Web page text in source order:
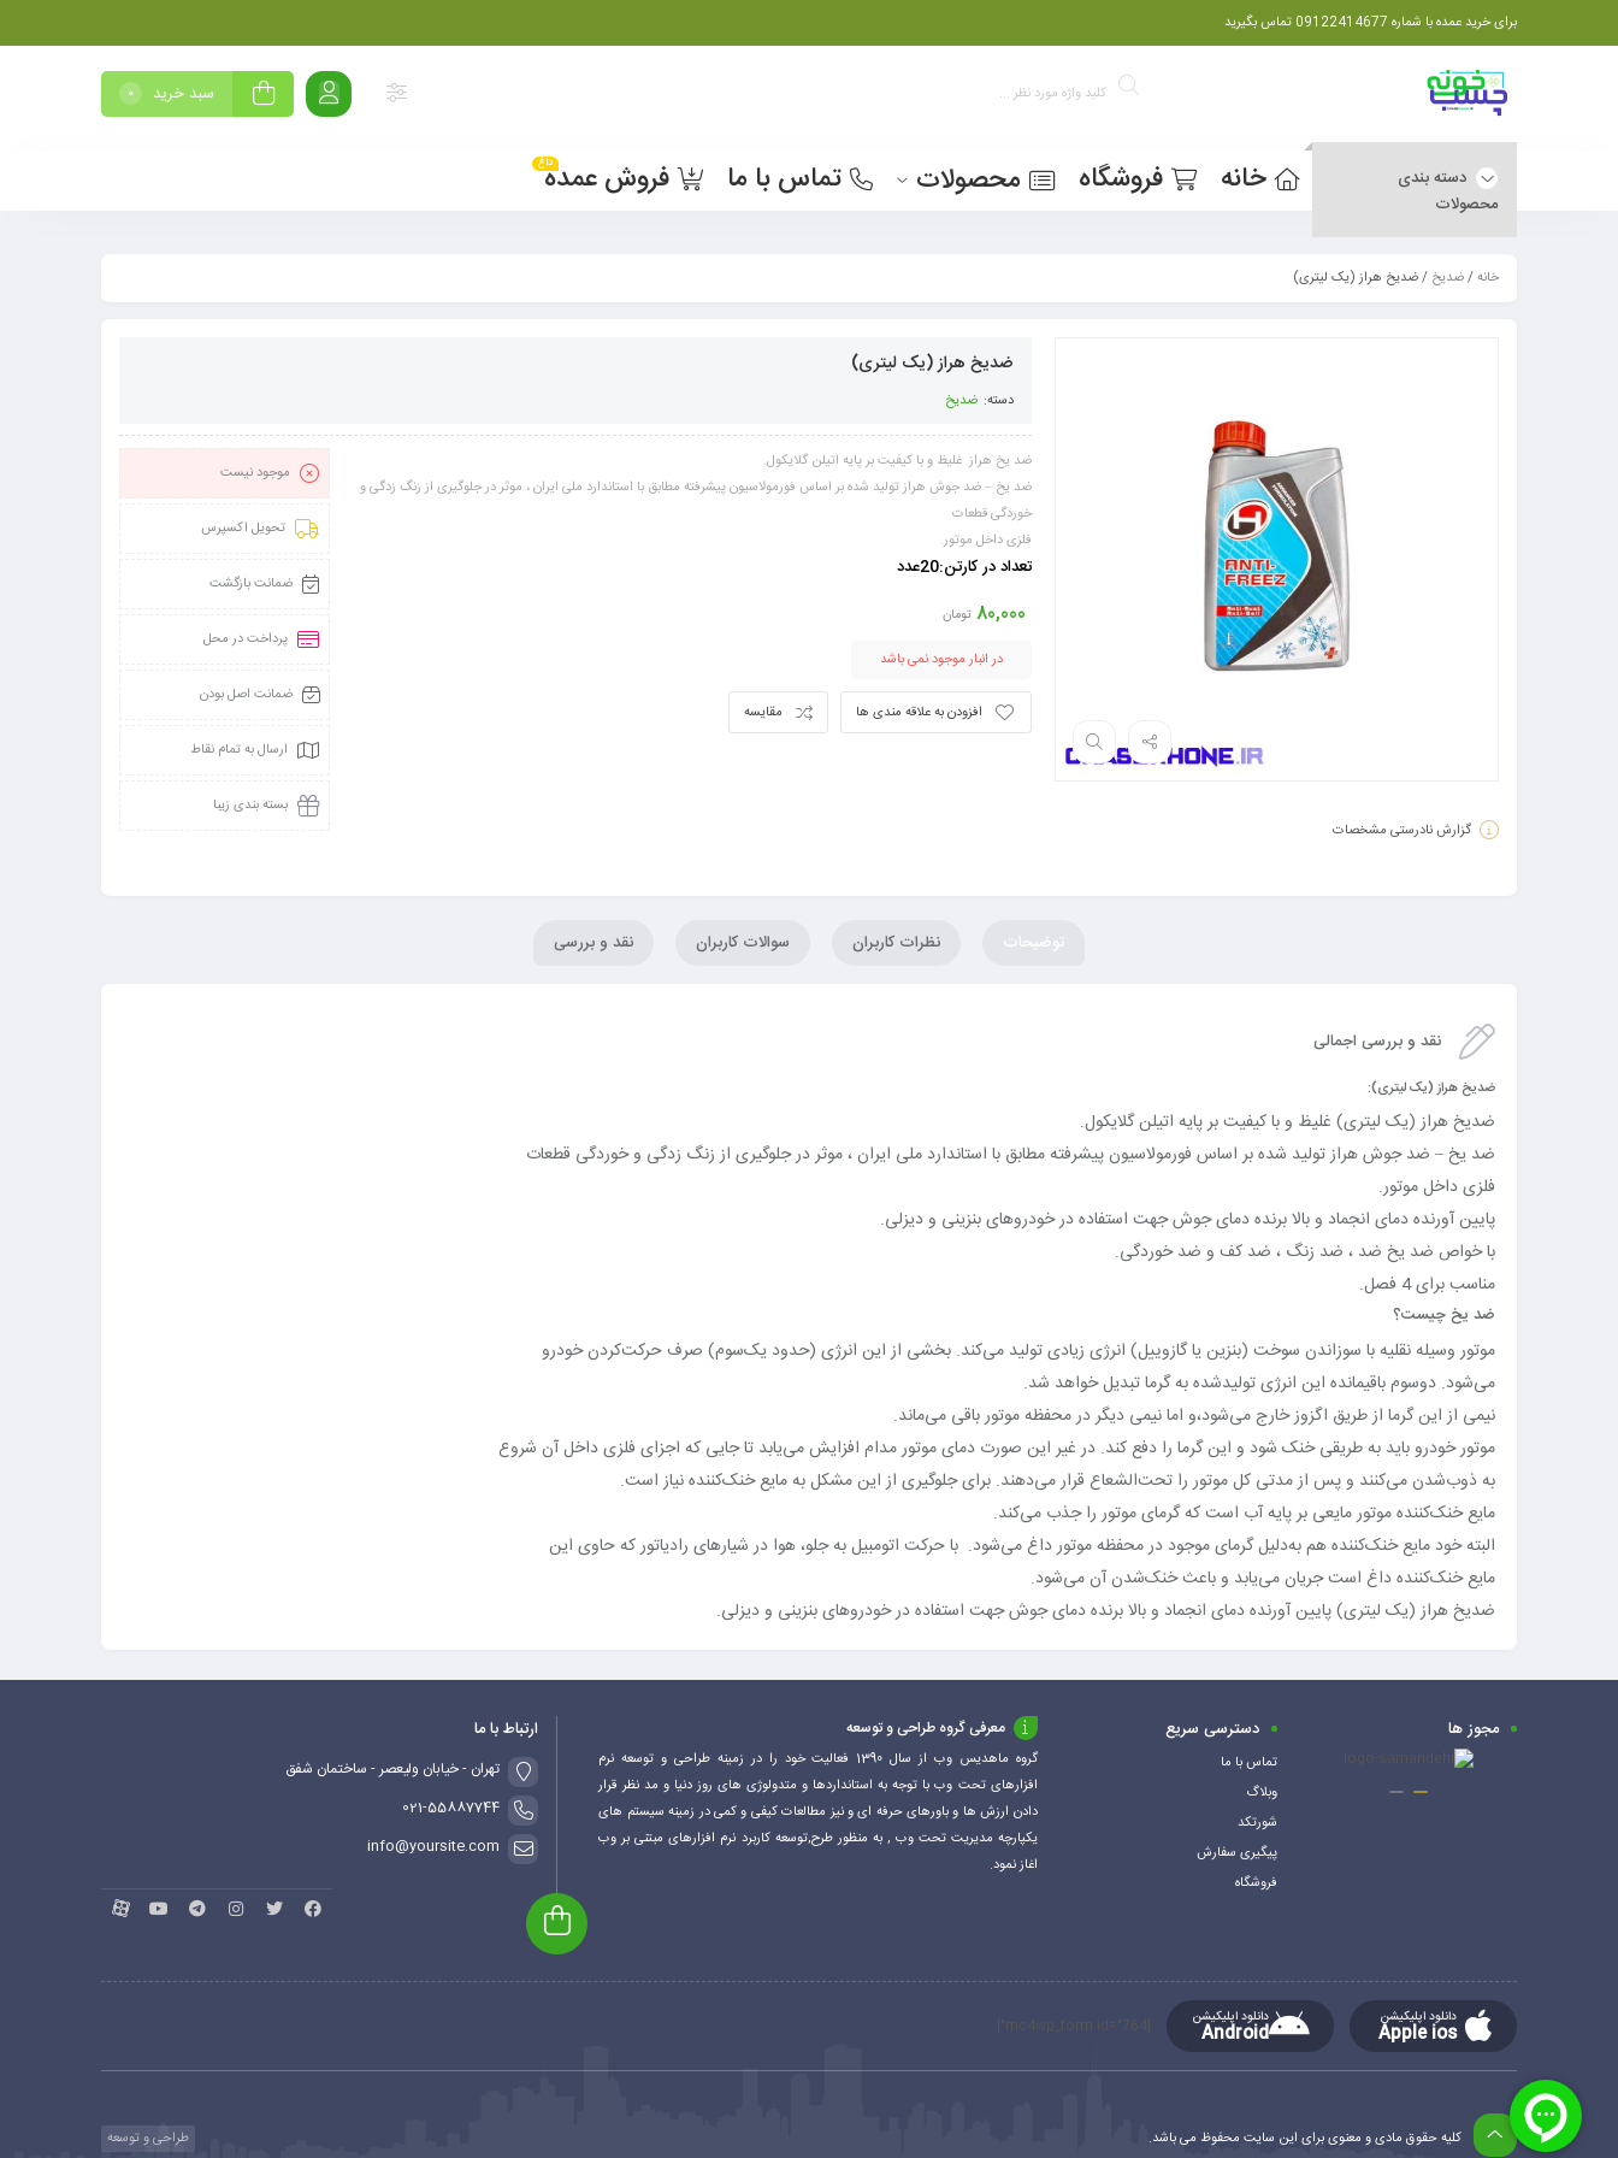
برای خرید عمده با شماره 09122414677 تماس بگیرید
سبد خرید 0
دسته بندی
محصولات
خانه فروشگاه محصولات تماس با ما فروش عمدهداغ
خانه/ضدیخ / ضدیخ هراز (یک لیتری)
گزارش نادرستی مشخصات
ضدیخ هراز (یک لیتری)
دسته: ضدیخ
ضد یخ هراز غلیظ و با کیفیت بر پایه اتیلن گلایکول.
ضد یخ – ضد جوش هراز تولید شده بر اساس فورمولاسیون پیشرفته مطابق با استاندارد ملی ایران ، موثر در جلوگیری از زنگ زدگی و
خوردگی قطعات
فلزی داخل موتور.
تعداد در کارتن:20عدد
80,000 تومان
در انبار موجود نمی باشد
مقایسه افزودن به علاقه مندی ها
موجود نیست
تحویل اکسپرس
ضمانت بازگشت
پرداخت در محل
ضمانت اصل بودن
ارسال به تمام نقاط
بسته بندی زیبا
توضیحات نظرات کاربران سوالات کاربران نقد و بررسی
نقد و بررسی اجمالی
ضدیخ هراز (یک لیتری):
ضدیخ هراز (یک لیتری) غلیظ و با کیفیت بر پایه اتیلن گلایکول.
ضد یخ – ضد جوش هراز تولید شده بر اساس فورمولاسیون پیشرفته مطابق با استاندارد ملی ایران ، موثر در جلوگیری از زنگ زدگی و خوردگی قطعات
فلزی داخل موتور.
پایین آورنده دمای انجماد و بالا برنده دمای جوش جهت استفاده در خودروهای بنزینی و دیزلی.
با خواص ضد یخ ضد ، ضد زنگ ، ضد کف و ضد خوردگی.
مناسب برای 4 فصل.
ضد یخ چیست؟
موتور وسیله نقلیه با سوزاندن سوخت (بنزین یا گازوییل) انرژی زیادی تولید می‌کند. بخشی از این انرژی (حدود یک‌سوم) صرف حرکت‌کردن خودرو
می‌شود. دوسوم باقیمانده این انرژی تولیدشده به گرما تبدیل خواهد شد.
نیمی از این گرما از طریق اگزوز خارج می‌شود،و اما نیمی دیگر در محفظه موتور باقی می‌ماند.
موتور خودرو باید به طریقی خنک شود و این گرما را دفع کند. در غیر این صورت دمای موتور مدام افزایش می‌یابد تا جایی که اجزای فلزی داخل آن شروع
به ذوب‌شدن می‌کنند و پس از مدتی کل موتور را تحت‌‌الشعاع قرار می‌دهند. برای جلوگیری از این مشکل به مایع خنک‌کننده نیاز است.
مایع خنک‌کننده موتور مایعی بر پایه آب است که گرمای موتور را جذب می‌کند.
البته خود مایع خنک‌کننده هم به‌دلیل گرمای موجود در محفظه موتور داغ می‌شود. با حرکت اتومبیل به جلو، هوا در شیارهای رادیاتور که حاوی این
مایع خنک‌کننده داغ است جریان می‌یابد و باعث خنک‌شدن آن می‌شود.
ضدیخ هراز (یک لیتری) پایین آورنده دمای انجماد و بالا برنده دمای جوش جهت استفاده در خودروهای بنزینی و دیزلی.
مجوز ها دسترسی سریع
تماس با ما
وبلاگ
شورتکد
پیگیری سفارش
فروشگاه
معرفی گروه طراحی و توسعه
گروه ماهدیس وب از سال 1390 فعالیت خود را در زمینه طراحی و توسعه نرم
افزارهای تحت وب با توجه به استانداردها و متدولوژی های روز دنیا و مد نظر قرار
دادن ارزش ها و باورهای حرفه ای و نیز مطالعات کیفی و کمی در زمینه سیستم های
یکپارچه مدیریت تحت وب , به منظور طرح,توسعه کاربرد نرم افزارهای مبتنی بر وب
اغاز نمود.
ارتباط با ما
تهران - خیابان ولیعصر - ساختمان شفق
021-55887744
info@yoursite.com
دانلود اپلیکیشن
Apple ios
دانلود اپلیکیشن
Android
کلیه حقوق مادی و معنوی برای این سایت محفوظ می باشد. طراحی و توسعه